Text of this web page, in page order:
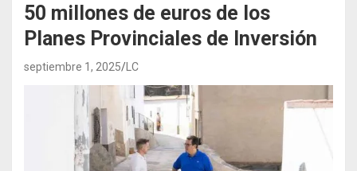
50 millones de euros de los
Planes Provinciales de Inversión
septiembre 1, 2025 LC